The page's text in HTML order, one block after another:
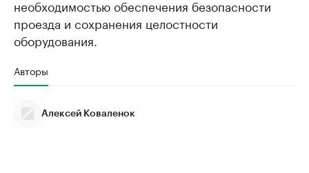
необходимостью обеспечения безопасности
проезда и сохранения целостности
оборудования.
Авторы
Алексей Коваленок